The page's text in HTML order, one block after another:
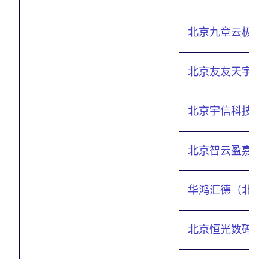
北京九章云极科
北京友友天宇系
北京宇信科技集
北京智云盈嘉科
华鸿汇德（北京
北京恒光数码科